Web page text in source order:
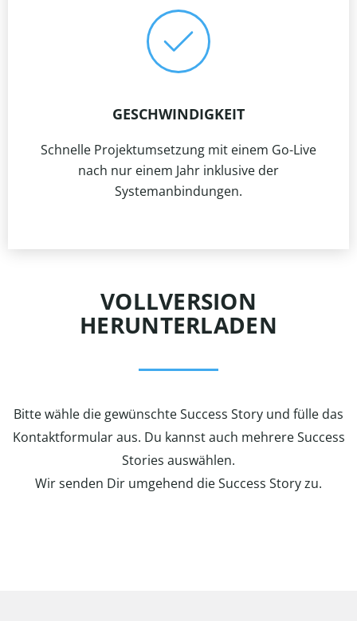
GESCHWINDIGKEIT
Schnelle Projektumsetzung mit einem Go-Live
nach nur einem Jahr inklusive der
Systemanbindungen.
VOLLVERSION
HERUNTERLADEN
Bitte wähle die gewünschte Success Story und fülle das
Kontaktformular aus. Du kannst auch mehrere Success
Stories auswählen.
Wir senden Dir umgehend die Success Story zu.